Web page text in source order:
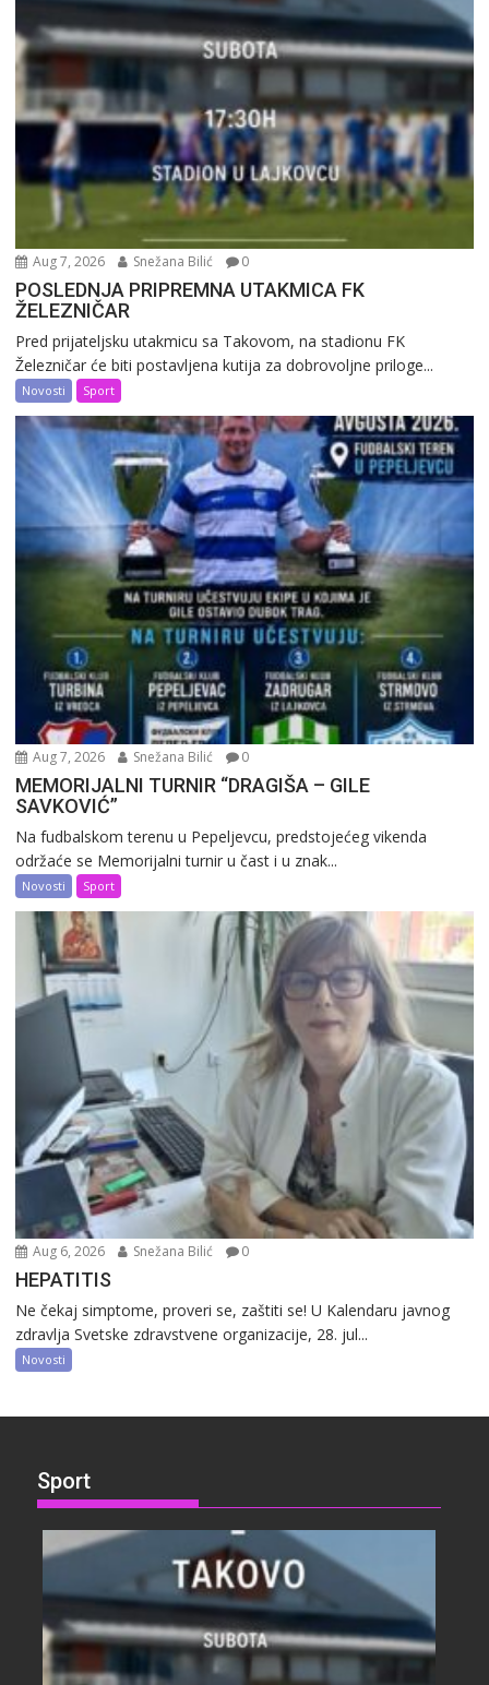
Aug 7, 2026 Snežana Bilić 0
POSLEDNJA PRIPREMNA UTAKMICA FK
ŽELEZNIČAR
Pred prijateljsku utakmicu sa Takovom, na stadionu FK
Železničar će biti postavljena kutija za dobrovoljne priloge...
Novosti Sport
Aug 7, 2026 Snežana Bilić 0
MEMORIJALNI TURNIR “DRAGIŠA – GILE
SAVKOVIĆ”
Na fudbalskom terenu u Pepeljevcu, predstojećeg vikenda
održaće se Memorijalni turnir u čast i u znak...
Novosti Sport
Aug 6, 2026 Snežana Bilić 0
HEPATITIS
Ne čekaj simptome, proveri se, zaštiti se! U Kalendaru javnog
zdravlja Svetske zdravstvene organizacije, 28. jul...
Novosti
Sport